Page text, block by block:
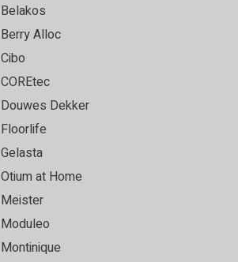
Belakos
Berry Alloc
Cibo
COREtec
Douwes Dekker
Floorlife
Gelasta
Otium at Home
Meister
Moduleo
Montinique